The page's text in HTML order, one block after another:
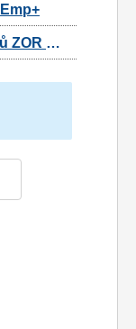
03 Vyhodnocení dotazníků ZOR OPZ+